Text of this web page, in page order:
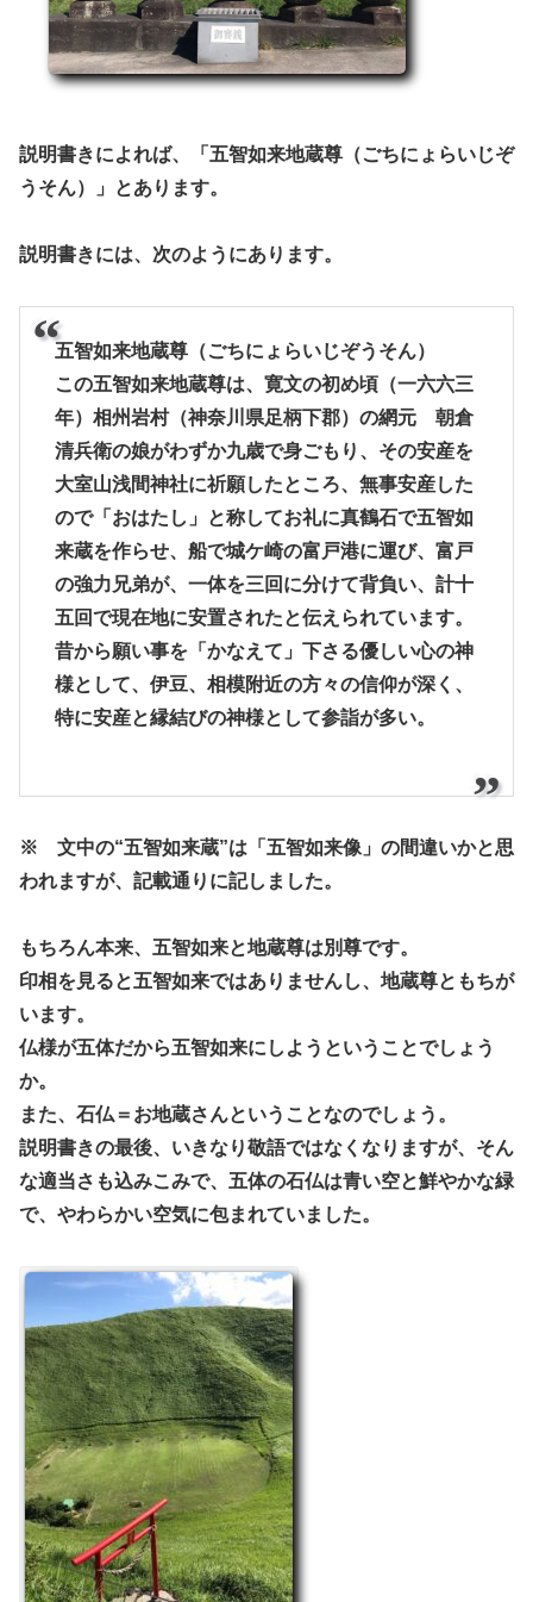
説明書きによれば、「五智如来地蔵尊（ごちにょらいじぞ
うそん）」とあります。
説明書きには、次のようにあります。
五智如来地蔵尊（ごちにょらいじぞうそん）
この五智如来地蔵尊は、寛文の初め頃（一六六三
年）相州岩村（神奈川県足柄下郡）の網元 朝倉
清兵衛の娘がわずか九歳で身ごもり、その安産を
大室山浅間神社に祈願したところ、無事安産した
ので「おはたし」と称してお礼に真鶴石で五智如
来蔵を作らせ、船で城ケ崎の富戸港に運び、富戸
の強力兄弟が、一体を三回に分けて背負い、計十
五回で現在地に安置されたと伝えられています。
昔から願い事を「かなえて」下さる優しい心の神
様として、伊豆、相模附近の方々の信仰が深く、
特に安産と縁結びの神様として参詣が多い。
※ 文中の“五智如来蔵”は「五智如来像」の間違いかと思
われますが、記載通りに記しました。
もちろん本来、五智如来と地蔵尊は別尊です。
印相を見ると五智如来ではありませんし、地蔵尊ともちが
います。
仏様が五体だから五智如来にしようということでしょう
か。
また、石仏＝お地蔵さんということなのでしょう。
説明書きの最後、いきなり敬語ではなくなりますが、そん
な適当さも込みこみで、五体の石仏は青い空と鮮やかな緑
で、やわらかい空気に包まれていました。